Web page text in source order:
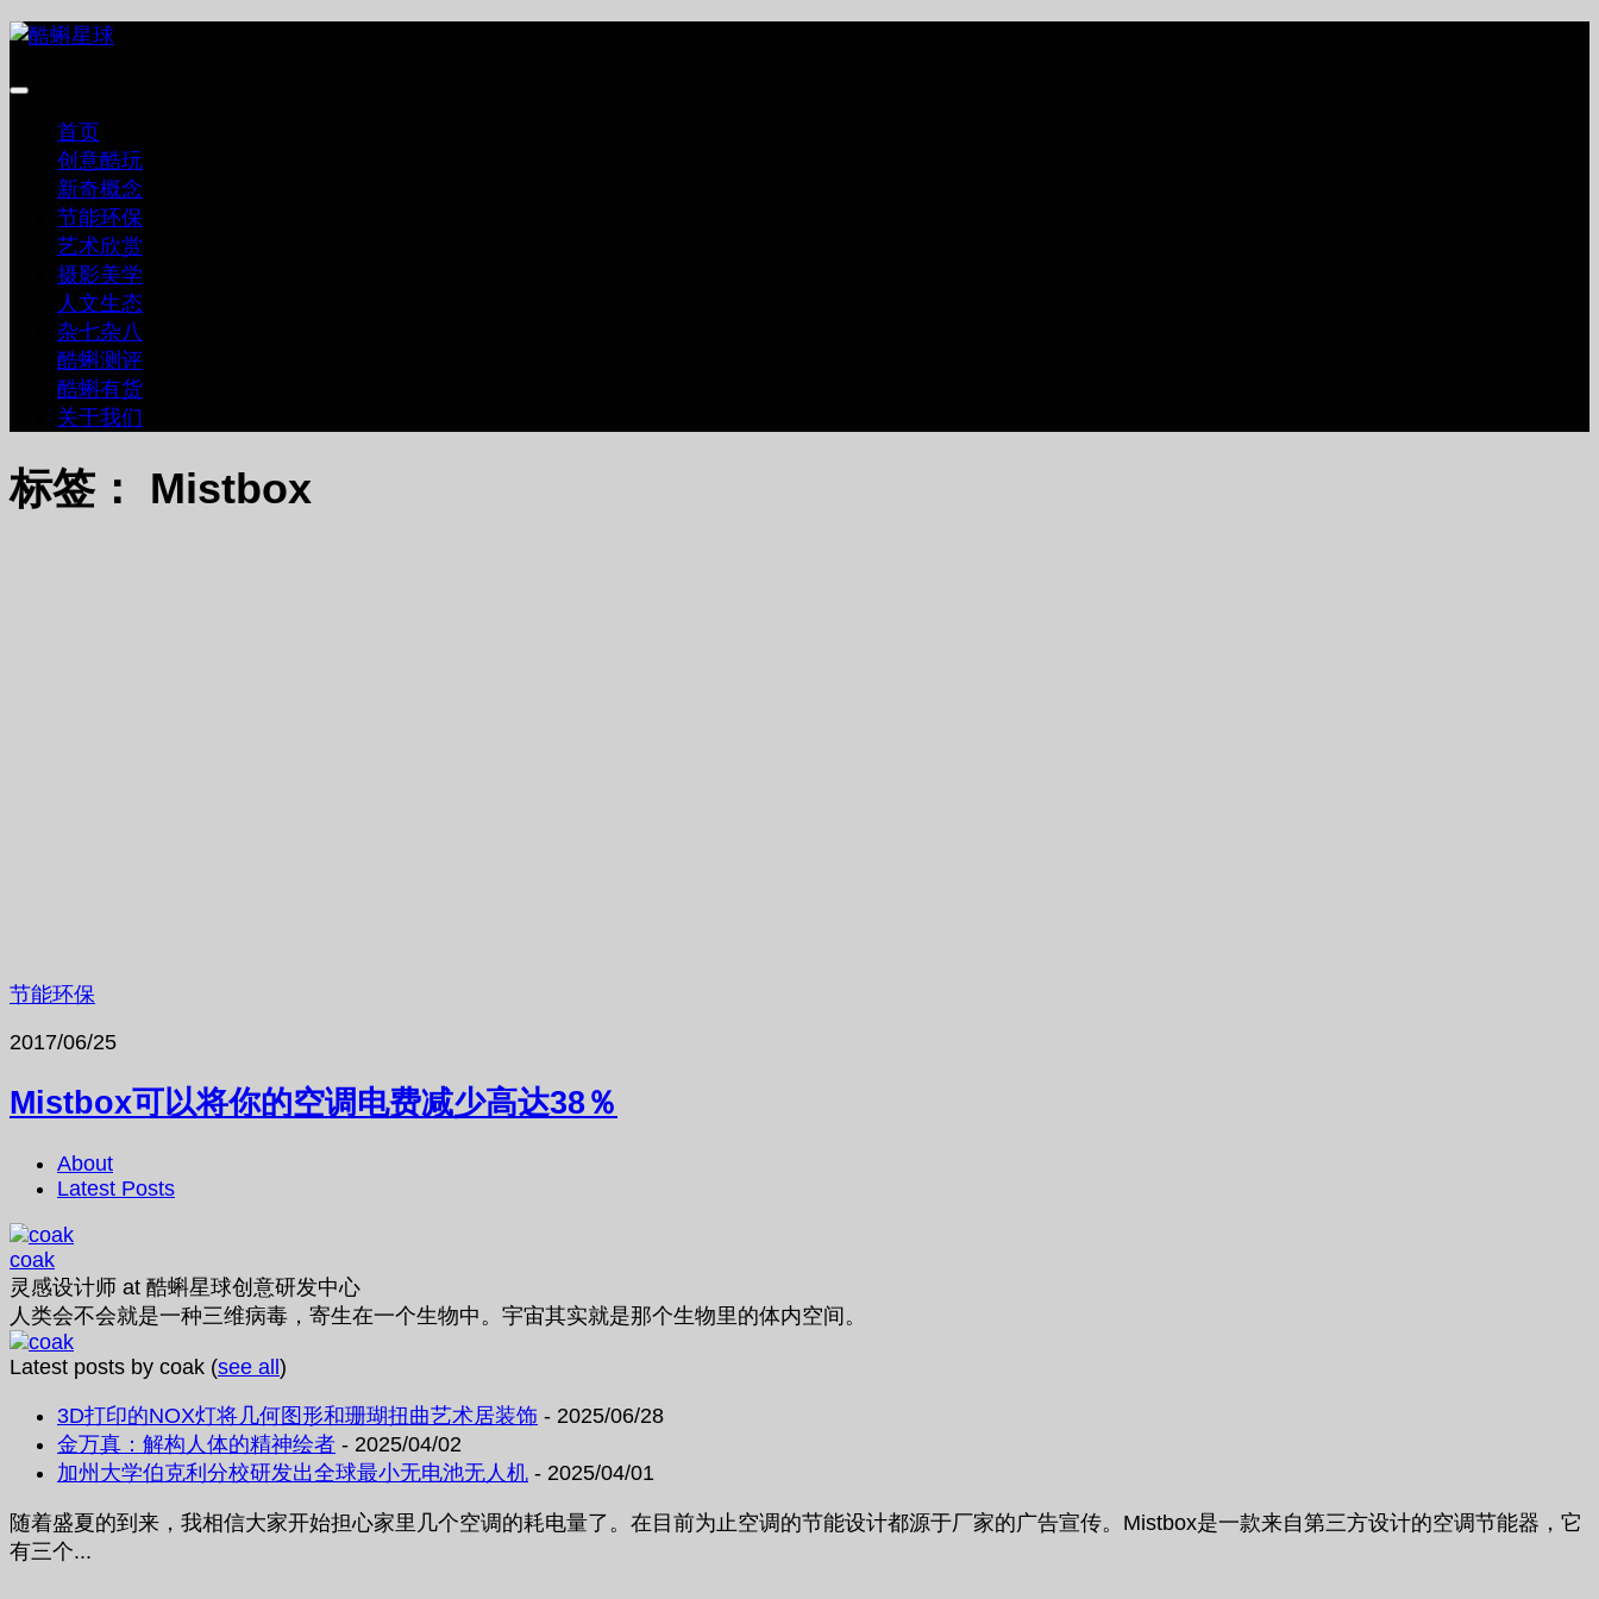
跳
内
首页
创意酷玩
新奇概念
节能环保
艺术欣赏
摄影美学
人文生态
杂七杂八
酷蝌测评
酷蝌有货
关于我们
标签： Mistbox
节能环保
2017/06/25
Mistbox可以将你的空调电费减少高达38％
About
Latest Posts
coak
灵感设计师 at 酷蝌星球创意研发中心
人类会不会就是一种三维病毒，寄生在一个生物中。宇宙其实就是那个生物里的体内空间。
Latest posts by coak (see all)
3D打印的NOX灯将几何图形和珊瑚扭曲艺术居装饰 - 2025/06/28
金万真：解构人体的精神绘者 - 2025/04/02
加州大学伯克利分校研发出全球最小无电池无人机 - 2025/04/01
随着盛夏的到来，我相信大家开始担心家里几个空调的耗电量了。在目前为止空调的节能设计都源于厂家的广告宣传。Mistbox是一款来自第三方设计的空调节能器，它
有三个...